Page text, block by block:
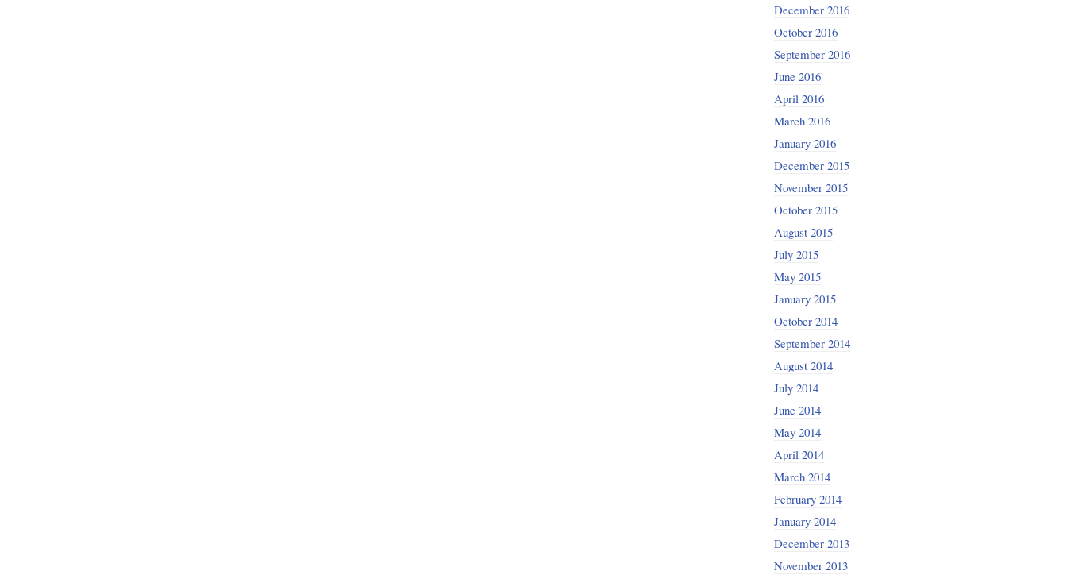
December 2016
October 2016
September 2016
June 2016
April 2016
March 2016
January 2016
December 2015
November 2015
October 2015
August 2015
July 2015
May 2015
January 2015
October 2014
September 2014
August 2014
July 2014
June 2014
May 2014
April 2014
March 2014
February 2014
January 2014
December 2013
November 2013